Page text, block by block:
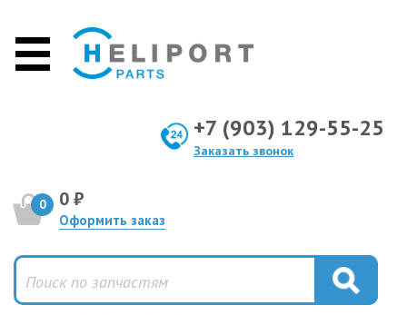
+7 (903) 129-55-25
Заказать звонок
0 0 ₽
Оформить заказ